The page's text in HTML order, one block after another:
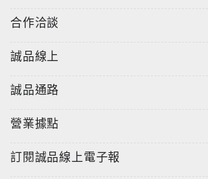
合作洽談
誠品線上
誠品通路
營業據點
訂閱誠品線上電子報